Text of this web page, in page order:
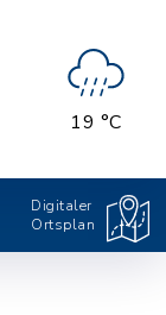
19 °C
Digitaler
Ortsplan